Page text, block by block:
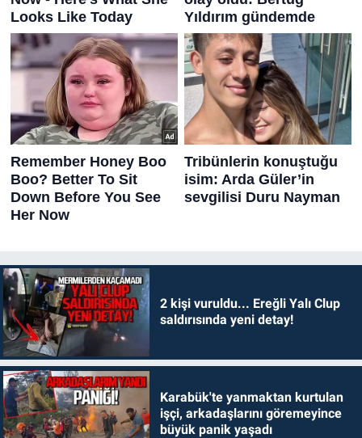
2 kişi vuruldu... Ereğli Yalı Clup
saldırısında yeni detay!
Karabük'te yanmaktan kurtulan
işçi, arkadaşlarını göremeyince
büyük panik yaşadı